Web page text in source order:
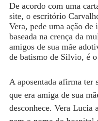
De acordo com uma
site, o escritório
Vera, pede uma ação de
baseada na crença da
amigos de sua mãe
de batismo de Silvio, é
A aposentada afirma ter
que era amiga de sua
desconhece. Vera Lucia